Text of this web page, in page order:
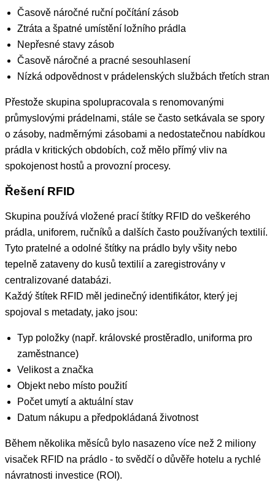
Časově náročné ruční počítání zásob
Ztráta a špatné umístění ložního prádla
Nepřesné stavy zásob
Časově náročné a pracné sesouhlasení
Nízká odpovědnost v prádelenských službách třetích stran
Přestože skupina spolupracovala s renomovanými
průmyslovými prádelnami, stále se často setkávala se spory
o zásoby, nadměrnými zásobami a nedostatečnou nabídkou
prádla v kritických obdobích, což mělo přímý vliv na
spokojenost hostů a provozní procesy.
Řešení RFID
Skupina používá vložené prací štítky RFID do veškerého
prádla, uniforem, ručníků a dalších často používaných textilií.
Tyto pratelné a odolné štítky na prádlo byly všity nebo
tepelně zataveny do kusů textilií a zaregistrovány v
centralizované databázi.
Každý štítek RFID měl jedinečný identifikátor, který jej
spojoval s metadaty, jako jsou:
Typ položky (např. královské prostěradlo, uniforma pro
zaměstnance)
Velikost a značka
Objekt nebo místo použití
Počet umytí a aktuální stav
Datum nákupu a předpokládaná životnost
Během několika měsíců bylo nasazeno více než 2 miliony
visaček RFID na prádlo - to svědčí o důvěře hotelu a rychlé
návratnosti investice (ROI).